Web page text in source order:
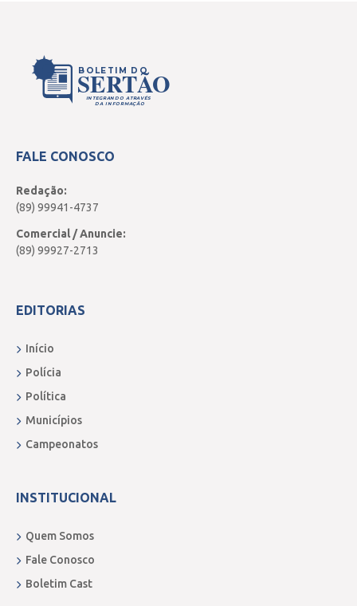
BOLETIM DO
SERTÃO
INTEGRANDO ATRAVÉS
DA INFORMAÇÃO
FALE CONOSCO
Redação:
(89) 99941-4737
Comercial / Anuncie:
(89) 99927-2713
EDITORIAS
Início
Polícia
Política
Municípios
Campeonatos
INSTITUCIONAL
Quem Somos
Fale Conosco
Boletim Cast